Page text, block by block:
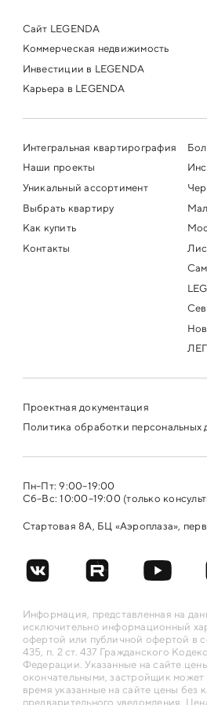
Сайт LEGENDA
Коммерческая недвижимость
Инвестиции в LEGENDA
Карьера в LEGENDA
Интегральная квартирография
Наши проекты
Уникальный ассортимент
Выбрать квартиру
Как купить
Контакты
Проектная документация
Политика обработки персональных
Информация, представленная на
исключительно информационный
офертой или публичной офертой в
435, п. 2 ст. 437 Гражданского
Федерации. Указанные на сайте
окончательными, застройщик
время указанные на сайте цены без
предварительного уведомления.
Пн–Пт: 9:00–19:00
Сб–Вс: 10:00–19:00 (только
Стартовая 8А, БЦ «Аэроплаза»,